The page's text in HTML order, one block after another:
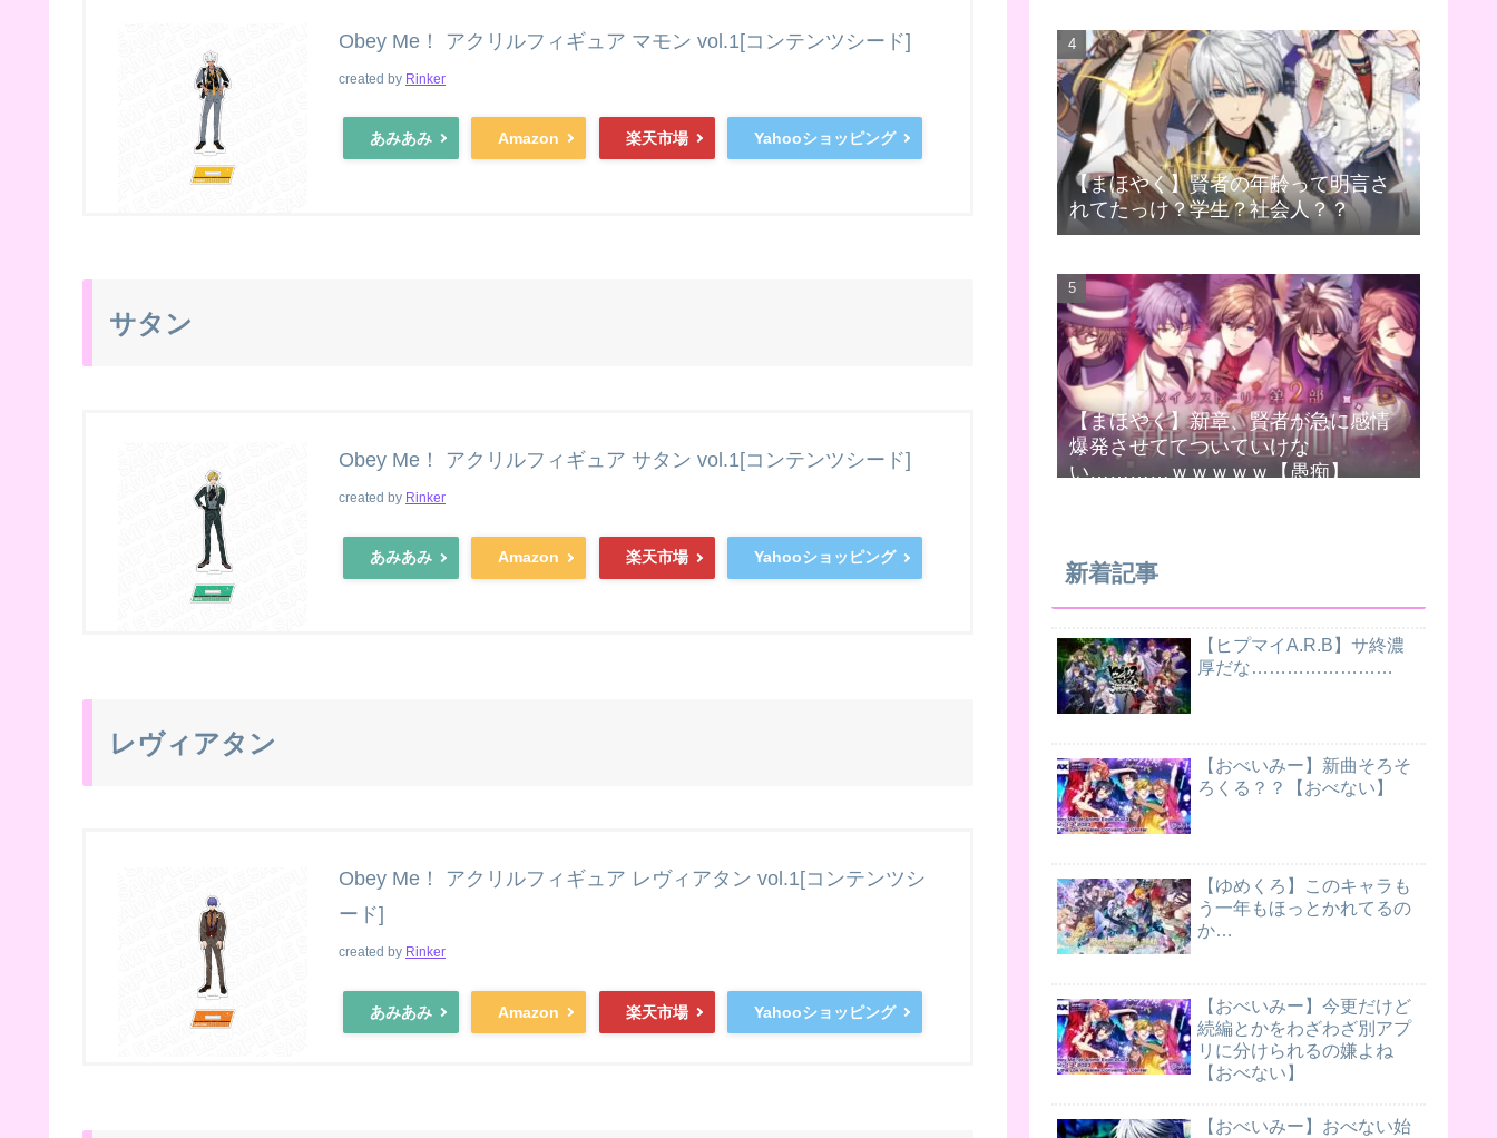
Obey Me！ アクリルフィギュア マモン vol.1[コンテンツシード]
created by Rinker
あみあみ Amazon 楽天市場 Yahooショッピング
サタン
Obey Me！ アクリルフィギュア サタン vol.1[コンテンツシード]
created by Rinker
あみあみ Amazon 楽天市場 Yahooショッピング
レヴィアタン
Obey Me！ アクリルフィギュア レヴィアタン vol.1[コンテンツシ
ード]
created by Rinker
あみあみ Amazon 楽天市場 Yahooショッピング
【まほやく】賢者の年齢って明言さ
れてたっけ？学生？社会人？？
【まほやく】新章、賢者が急に感情
爆発させててついていけな
い…………ｗｗｗｗｗ【愚痴】
新着記事
【ヒプマイA.R.B】サ終濃
厚だな……………………
【おべいみー】新曲そろそ
ろくる？？【おべない】
【ゆめくろ】このキャラも
う一年もほっとかれてるの
か…
【おべいみー】今更だけど
続編とかをわざわざ別アプ
リに分けられるの嫌よね
【おべない】
【おべいみー】おべない始